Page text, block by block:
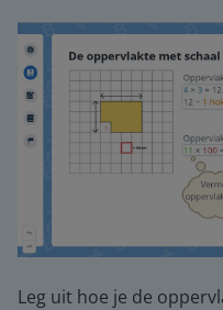
Leg uit hoe je de